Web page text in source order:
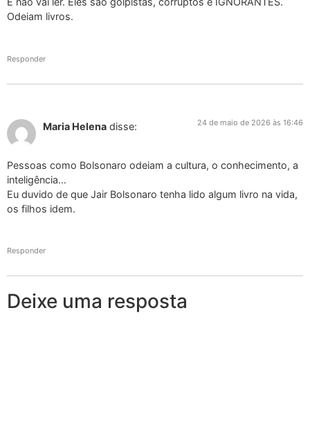
Odeiam livros.
Responder
Maria Helena disse: 24 de maio de 2026 às 16:46
Pessoas como Bolsonaro odeiam a cultura, o conhecimento, a
inteligência…
Eu duvido de que Jair Bolsonaro tenha lido algum livro na vida,
os filhos idem.
Responder
Deixe uma resposta